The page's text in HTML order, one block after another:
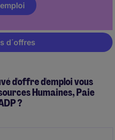
d´offres
d'offre d'emploi vous
Humaines, Paie
?